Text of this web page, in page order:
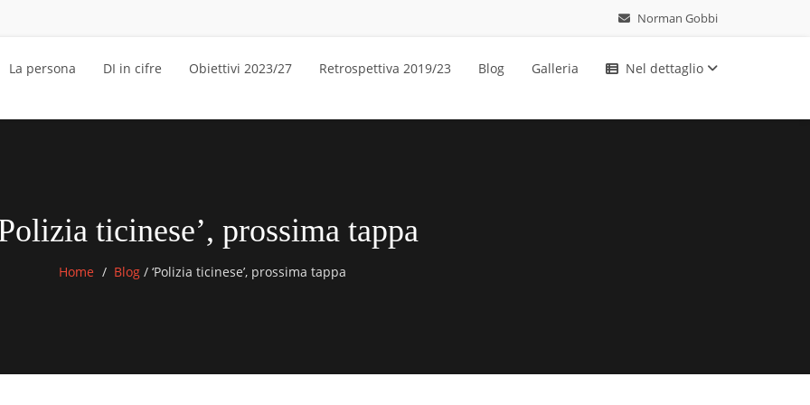
Norman Gobbi
La persona DI in cifre Obiettivi 2023/27 Retrospettiva 2019/23 Blog Galleria Nel dettaglio
ticinese’, prossima tappa
Home Blog / ‘Polizia ticinese’, prossima tappa